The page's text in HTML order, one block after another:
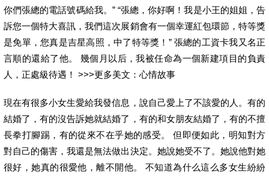
你們張總的電話號碼給我。” “張總，你好啊！我是小王的姐姐，告
訴您一個特大喜訊，我們這次展銷會有一個幸運紅包環節，特等獎
是免單，您真是吉星高照，中了特等獎！” 張總的工資卡我又名正
言順的還給了他。 幾個月以后，我被任命為一個新建項目的負責
人，正處級待遇！ >>>更多美文：心情故事
現在有很多小女生愛給我發信息，說自己愛上了不該愛的人。有的
結婚了，有的沒告訴她就結婚了，有的和女朋友結婚了，有的不擅
長拳打腳踢，有的從來不在乎她的感受。 但即便如此，明知對方
對自己的傷害，我還是無法做出決定。她說她受不了。她說他對她
很好，她真的很愛他，離不開他。 不知道為什么這么多女生紛紛